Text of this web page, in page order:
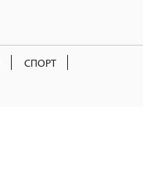
СПОРТ